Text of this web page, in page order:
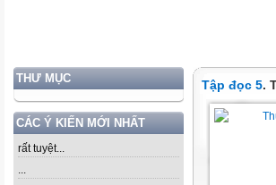
THƯ MỤC
CÁC Ý KIẾN MỚI NHẤT
rất tuyệt...
...
Tập đọc 5.